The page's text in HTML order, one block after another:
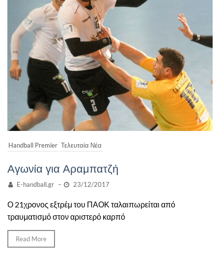
Handball Premier Τελευταία Νέα
Αγωνία για Αραμπατζή
E-handball.gr – 23/12/2017
Ο 21χρονος εξτρέμ του ΠΑΟΚ ταλαιπωρείται από
τραυματισμό στον αριστερό καρπό
Read More